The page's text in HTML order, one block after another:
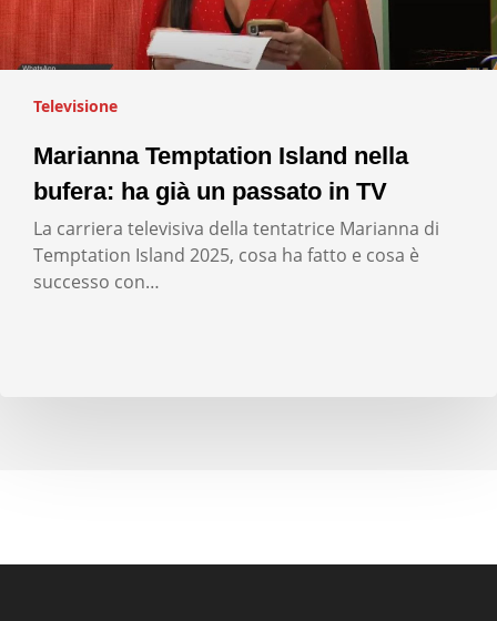
Televisione
Marianna Temptation Island nella
bufera: ha già un passato in TV
La carriera televisiva della tentatrice Marianna di
Temptation Island 2025, cosa ha fatto e cosa è
successo con…